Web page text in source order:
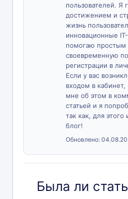
пользователей. Я
достижением и
жизнь
инновационные
помогаю простым
своевременную
регистрации в
Если у вас
входом в
мне об этом в
статьей и я
так как, для
блог!
Обновлено:
Была ли